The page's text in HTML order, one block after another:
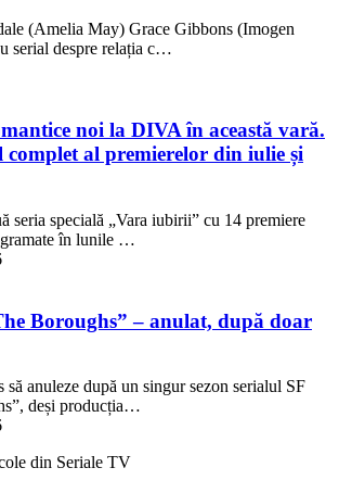
(Amelia May) Grace Gibbons (Imogen
serial despre relația c…
noi la DIVA în această vară.
al premierelor din iulie și
seria specială „Vara iubirii” cu 14 premiere
în lunile …
Boroughs” – anulat, după doar
anuleze după un singur sezon serialul SF
deși producția…
din Seriale TV